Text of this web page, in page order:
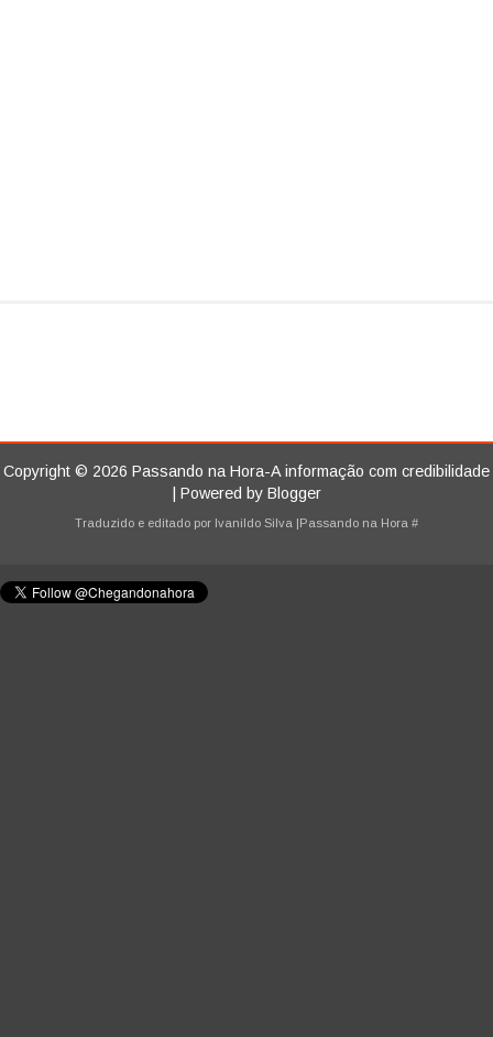
Copyright © 2026 Passando na Hora-A informação com credibilidade
| Powered by Blogger
Traduzido e editado por Ivanildo Silva |Passando na Hora #